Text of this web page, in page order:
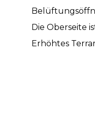
Die Oberseite
Erhöhtes